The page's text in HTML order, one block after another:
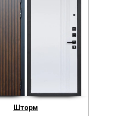
Шторм